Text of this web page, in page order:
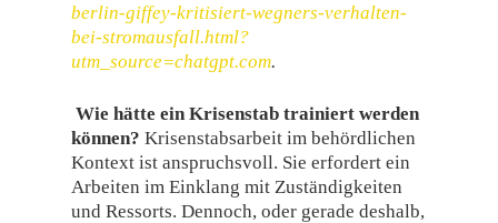
berlin-giffey-kritisiert-wegners-verhalten-
bei-stromausfall.html?
utm_source=chatgpt.com.
Wie hätte ein Krisenstab trainiert werden
können? Krisenstabsarbeit im behördlichen
Kontext ist anspruchsvoll. Sie erfordert ein
Arbeiten im Einklang mit Zuständigkeiten
und Ressorts. Dennoch, oder gerade deshalb,